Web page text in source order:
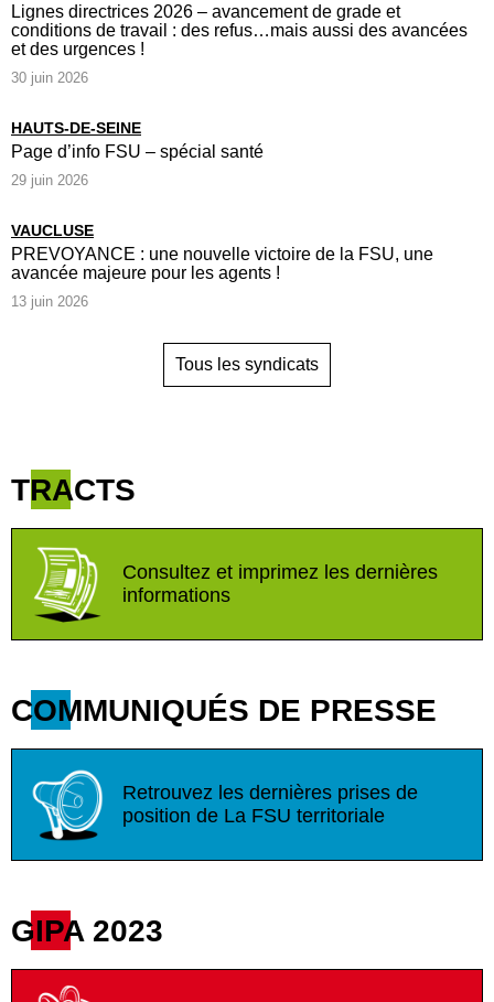
Lignes directrices 2026 – avancement de grade et
conditions de travail : des refus…mais aussi des avancées
et des urgences !
30 juin 2026
HAUTS-DE-SEINE
Page d’info FSU – spécial santé
29 juin 2026
VAUCLUSE
PREVOYANCE : une nouvelle victoire de la FSU, une
avancée majeure pour les agents !
13 juin 2026
Tous les syndicats
TRACTS
Consultez et imprimez les dernières
informations
COMMUNIQUÉS DE PRESSE
Retrouvez les dernières prises de
position de La FSU territoriale
GIPA 2023